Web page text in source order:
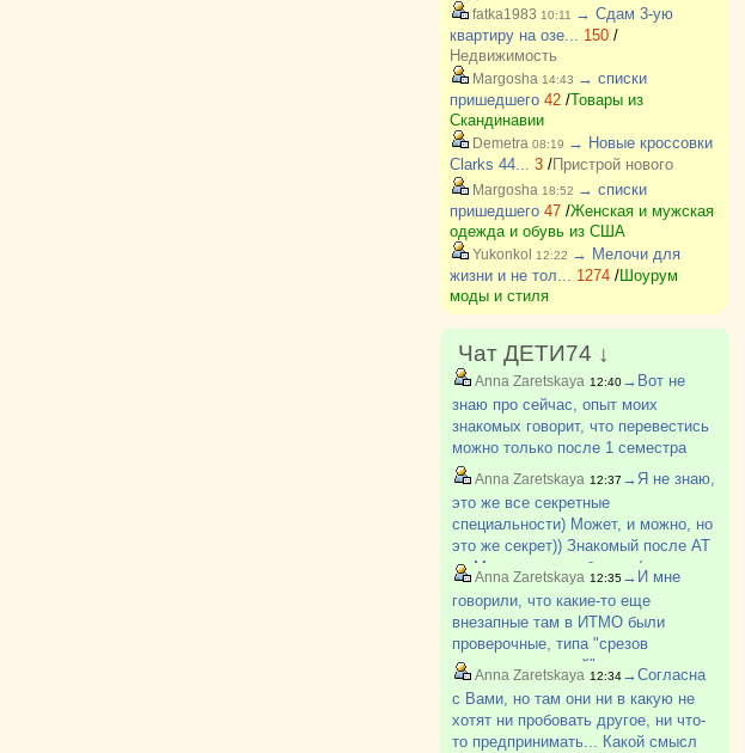
fatka1983 10:11
→ Сдам 3-ую
квартиру на озе... 150/
Недвижимость
Margosha 14:43 → списки
пришедшего 42/Товары из
Скандинавии
Demetra 08:19 → Новые кроссовки
Clarks 44... 3/Пристрой нового
Margosha 18:52 → списки
пришедшего 47/Женская и мужская
одежда и обувь из США
Yukonkol 12:22 → Мелочи для
жизни и не тол... 1274/Шоурум
моды и стиля
Чат ДЕТИ74 ↓
Anna Zaretskaya 12:40→Вот не
знаю про сейчас, опыт моих
знакомых говорит, что перевестись
можно только после 1 семестра
первого курса и только туда, где
академическая разница не
превышает 8 баллов. Там сейчас
какие-то препоны. Раньше студент?
Anna Zaretskaya 12:37 →Я не знаю,
это же все секретные
специальности) Может, и можно, но
это же секрет)) Знакомый после АТ
на Машгородке работает (но у него
тоже секретная специальность) в
КБ (конструкторское бюро, не
магазин). Все хорошо.
Anna Zaretskaya 12:35→И мне
говорили, что какие-то еще
внезапные там в ИТМО были
проверочные, типа "срезов
остаточных знаний", и чуть не
полкурса вылетели. Не было
остаточных знаний...
Anna Zaretskaya 12:34→Согласна
с Вами, но там они ни в какую не
хотят ни пробовать другое, ни что-
то предпринимать... Какой смысл